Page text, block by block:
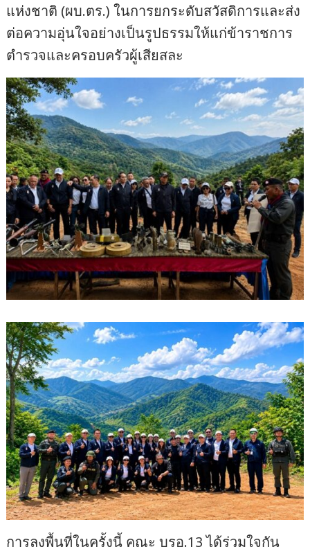
แห่งชาติ (ผบ.ตร.) ในการยกระดับสวัสดิการและส่ง
ต่อความอุ่นใจอย่างเป็นรูปธรรมให้แก่ข้าราชการ
ตำรวจและครอบครัวผู้เสียสละ
การลงพื้นที่ในครั้งนี้ คณะ บรอ.13 ได้ร่วมใจกัน